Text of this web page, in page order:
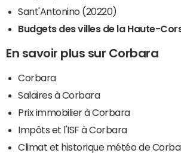
Sant'Antonino (20220)
Budgets des villes de la Haute-
En savoir plus sur Corbara
Corbara
Salaires à Corbara
Prix immobilier à Corbara
Impôts et l'ISF à Corbara
Climat et historique météo de